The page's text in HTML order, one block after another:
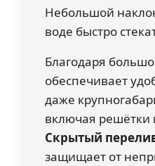
Небольшой
воде быстро
Благодаря
обеспечивает
даже
включая решётки
Скрытый
защищает от